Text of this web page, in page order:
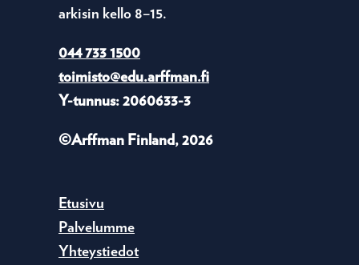
arkisin kello 8–15.
044 733 1500
toimisto@edu.arffman.fi
Y-tunnus: 2060633-3
©Arffman Finland, 2026
Etusivu
Palvelumme
Yhteystiedot